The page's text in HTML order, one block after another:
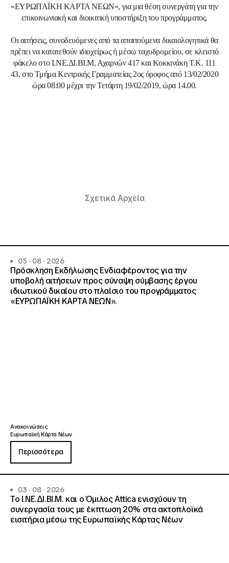
«ΕΥΡΩΠΑΪΚΗ ΚΑΡΤΑ ΝΕΩΝ», για μια θέση συνεργάτη για την
επικοινωνιακή και διοικιτική υποστήριξη του προγράμματος.
Οι αιτήσεις, συνοδευόμενες από τα απαιτούμενα δικαιολογητικά θα
πρέπει να κατατεθούν ιδιοχείρως ή μέσω ταχυδρομείου, σε κλειστό
φάκελο στο Ι.ΝΕ.ΔΙ.ΒΙ.Μ, Αχαρνών417 και Κοκκινάκη T.K. 111
43, στο Τμήμα Κεντρικής Γραμματείας 2ος όροφος από 13/02/2020
ώρα 08:00 μέχρι την Τετάρτη 19/02/2019, ώρα 14.00.
Σχετικά Αρχεία
05 · 08 · 2026
Πρόσκληση Εκδήλωσης Ενδιαφέροντος για την
υποβολή αιτήσεων προς σύναψη σύμβασης έργου
ιδιωτικού δικαίου στο πλαίσιο του προγράμματος
«ΕΥΡΩΠΑΪΚΗ ΚΑΡΤΑ ΝΕΩΝ».
Ανακοινώσεις
Ευρωπαϊκή Κάρτα Νέων
Περισσότερα
03 · 08 · 2026
Το Ι.ΝΕ.ΔΙ.ΒΙ.Μ. και o Όμιλος Attica ενισχύουν τη
συνεργασία τους με έκπτωση 20% στα ακτοπλοϊκά
εισιτήρια μέσω της Ευρωπαϊκής Κάρτας Νέων